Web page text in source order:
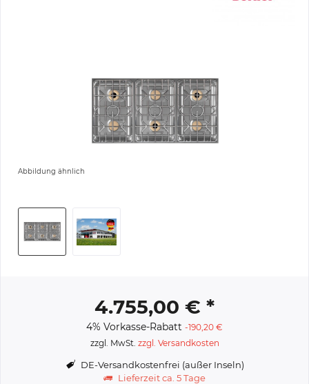
Abbildung ähnlich
4.755,00 € *
4% Vorkasse-Rabatt -190,20 €
zzgl. MwSt. zzgl. Versandkosten
DE-Versandkostenfrei (außer Inseln)
Lieferzeit ca. 5 Tage